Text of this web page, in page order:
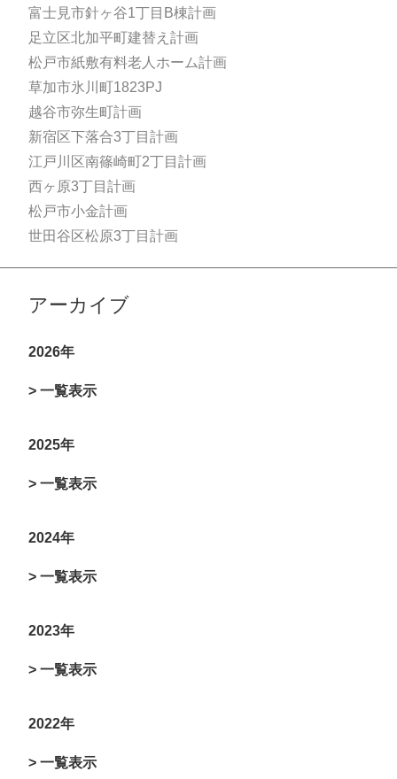
富士見市針ヶ谷1丁目B棟計画
足立区北加平町建替え計画
松戸市紙敷有料老人ホーム計画
草加市氷川町1823PJ
越谷市弥生町計画
新宿区下落合3丁目計画
江戸川区南篠崎町2丁目計画
西ヶ原3丁目計画
松戸市小金計画
世田谷区松原3丁目計画
アーカイブ
2026年
> 一覧表示
2025年
> 一覧表示
2024年
> 一覧表示
2023年
> 一覧表示
2022年
> 一覧表示